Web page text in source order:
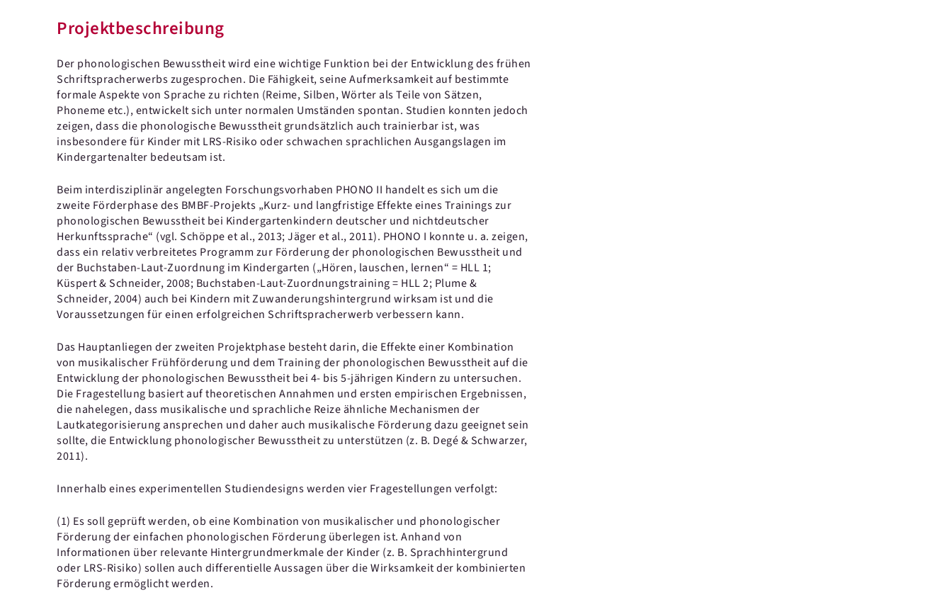
Projektbeschreibung
Der phonologischen Bewusstheit wird eine wichtige Funktion bei der Entwicklung des frühen
Schriftspracherwerbs zugesprochen. Die Fähigkeit, seine Aufmerksamkeit auf bestimmte
formale Aspekte von Sprache zu richten (Reime, Silben, Wörter als Teile von Sätzen,
Phoneme etc.), entwickelt sich unter normalen Umständen spontan. Studien konnten jedoch
zeigen, dass die phonologische Bewusstheit grundsätzlich auch trainierbar ist, was
insbesondere für Kinder mit LRS-Risiko oder schwachen sprachlichen Ausgangslagen im
Kindergartenalter bedeutsam ist.
Beim interdisziplinär angelegten Forschungsvorhaben PHONO II handelt es sich um die
zweite Förderphase des BMBF-Projekts „Kurz- und langfristige Effekte eines Trainings zur
phonologischen Bewusstheit bei Kindergartenkindern deutscher und nichtdeutscher
Herkunftssprache“ (vgl. Schöppe et al., 2013; Jäger et al., 2011). PHONO I konnte u. a. zeigen,
dass ein relativ verbreitetes Programm zur Förderung der phonologischen Bewusstheit und
der Buchstaben-Laut-Zuordnung im Kindergarten („Hören, lauschen, lernen“ = HLL 1;
Küspert & Schneider, 2008; Buchstaben-Laut-Zuordnungstraining = HLL 2; Plume &
Schneider, 2004) auch bei Kindern mit Zuwanderungshintergrund wirksam ist und die
Voraussetzungen für einen erfolgreichen Schriftspracherwerb verbessern kann.
Das Hauptanliegen der zweiten Projektphase besteht darin, die Effekte einer Kombination
von musikalischer Frühförderung und dem Training der phonologischen Bewusstheit auf die
Entwicklung der phonologischen Bewusstheit bei 4- bis 5-jährigen Kindern zu untersuchen.
Die Fragestellung basiert auf theoretischen Annahmen und ersten empirischen Ergebnissen,
die nahelegen, dass musikalische und sprachliche Reize ähnliche Mechanismen der
Lautkategorisierung ansprechen und daher auch musikalische Förderung dazu geeignet sein
sollte, die Entwicklung phonologischer Bewusstheit zu unterstützen (z. B. Degé & Schwarzer,
2011).
Innerhalb eines experimentellen Studiendesigns werden vier Fragestellungen verfolgt:
(1) Es soll geprüft werden, ob eine Kombination von musikalischer und phonologischer
Förderung der einfachen phonologischen Förderung überlegen ist. Anhand von
Informationen über relevante Hintergrundmerkmale der Kinder (z. B. Sprachhintergrund
oder LRS-Risiko) sollen auch differentielle Aussagen über die Wirksamkeit der kombinierten
Förderung ermöglicht werden.